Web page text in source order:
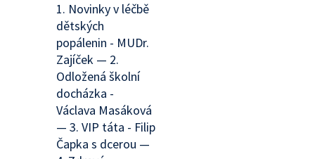
1. Novinky v léčbě
dětských
popálenin - MUDr.
Zajíček — 2.
Odložená školní
docházka -
Václava Masáková
— 3. VIP táta - Filip
Čapka s dcerou —